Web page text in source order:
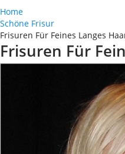
Home
Schöne Frisur
Frisuren Für Feines Langes
Frisuren Für